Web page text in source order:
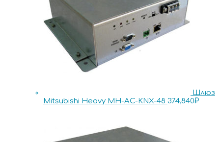
Шлюз
Mitsubishi Heavy MH-AC-KNX-48 374,840₽